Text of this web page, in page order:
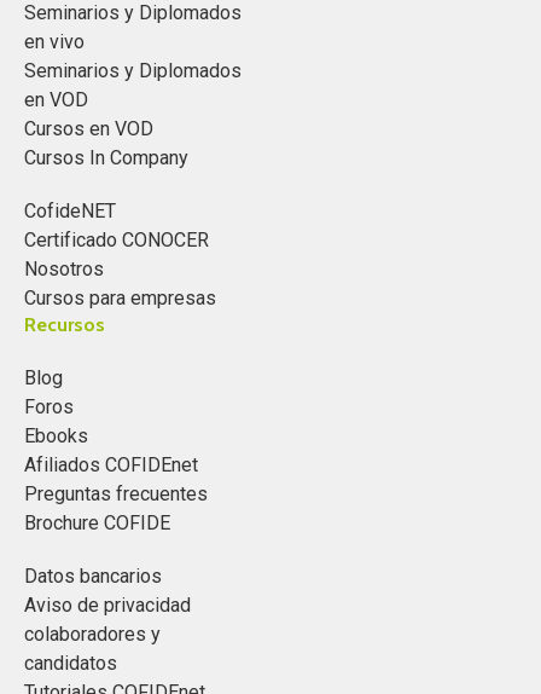
Seminarios y Diplomados
en vivo
Seminarios y Diplomados
en VOD
Cursos en VOD
Cursos In Company
CofideNET
Certificado CONOCER
Nosotros
Cursos para empresas
Recursos
Blog
Foros
Ebooks
Afiliados COFIDEnet
Preguntas frecuentes
Brochure COFIDE
Datos bancarios
Aviso de privacidad
colaboradores y
candidatos